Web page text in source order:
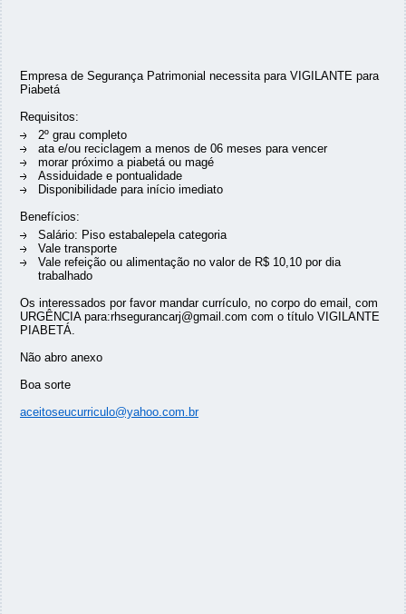
Empresa de Segurança Patrimonial necessita para VIGILANTE para
Piabetá
Requisitos:
2º grau completo
ata e/ou reciclagem a menos de 06 meses para vencer
morar próximo a piabetá ou magé
Assiduidade e pontualidade
Disponibilidade para início imediato
Benefícios:
Salário: Piso estabalepela categoria
Vale transporte
Vale refeição ou alimentação no valor de R$ 10,10 por dia
trabalhado
Os interessados por favor mandar currículo, no corpo do email, com
URGÊNCIA para:rhsegurancarj@gmail.com com o título VIGILANTE
PIABETÁ.
Não abro anexo
Boa sorte
aceitoseucurriculo@yahoo.com.br